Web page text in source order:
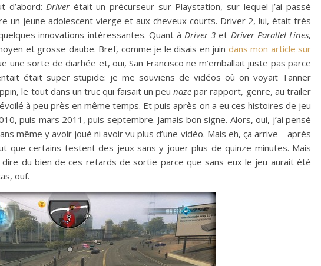
d’abord:Driverétait un précurseur sur Playstation, sur lequel j’ai passé
un jeune adolescent vierge et aux cheveux courts. Driver 2, lui, était très
innovations intéressantes. Quant àDriver 3 et Driver Parallel Lines,
et grosse daube. Bref, comme je le disais en juin dans mon article sur
une sorte de diarhée et, oui, San Francisco ne m’emballait juste pas parce
était super stupide: je me souviens de vidéos où on voyait Tanner
le tout dans un truc qui faisait un peunaze par rapport, genre, au trailer
à peu près en même temps. Et puis après on a eu ces histoires de jeu
puis mars 2011, puis septembre. Jamais bon signe. Alors, oui, j’ai pensé
même y avoir joué ni avoir vu plus d’une vidéo. Mais eh, ça arrive – après
que certains testent des jeux sans y jouer plus de quinze minutes. Mais
du bien de ces retards de sortie parce que sans eux le jeu aurait été
ouf.